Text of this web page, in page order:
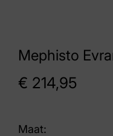
Mephisto
€ 214,95
Maat: